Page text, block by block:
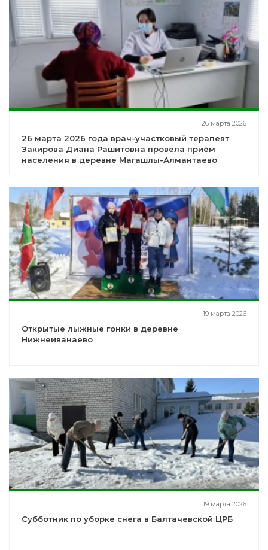
26 марта 2026
26 марта 2026 года врач-участковый терапевт
Закирова Диана Рашитовна провела приём
населения в деревне Магашлы-Алмантаево
19 марта 2026
Открытые лыжные гонки в деревне
Нижнеиванаево
19 марта 2026
Субботник по уборке снега в Балтачевской ЦРБ